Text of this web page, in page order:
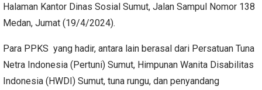
Halaman Kantor Dinas Sosial Sumut, Jalan Sampul Nomor 138
Medan, Jumat (19/4/2024).
Para PPKS yang hadir, antara lain berasal dari Persatuan Tuna
Netra Indonesia (Pertuni) Sumut, Himpunan Wanita Disabilitas
Indonesia (HWDI) Sumut, tuna rungu, dan penyandang